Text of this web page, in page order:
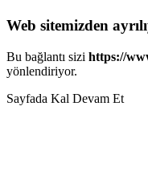
Web sitemizden
Bu bağlantı sizi https://
yönlendiriyor.
Sayfada Kal Devam Et